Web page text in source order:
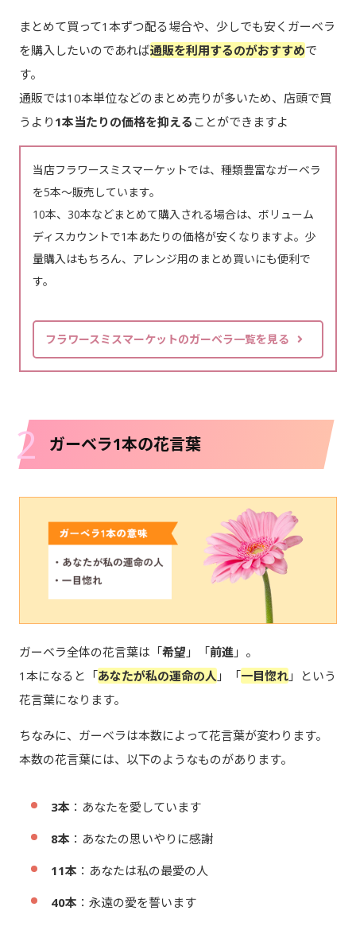
まとめて買って1本ずつ配る場合や、少しでも安くガーベラ
を購入したいのであれば通販を利用するのがおすすめで
す。
通販では10本単位などのまとめ売りが多いため、店頭で買
うより 1本当たりの価格を抑える ことができますよ
当店フラワースミスマーケットでは、種類豊富なガーベラ
を5本～販売しています。
10本、30本などまとめて購入される場合は、ボリューム
ディスカウントで1本あたりの価格が安くなりますよ。少
量購入はもちろん、アレンジ用のまとめ買いにも便利で
す。
フラワースミスマーケットのガーベラ一覧を見る
2 ガーベラ1本の花言葉
ガーベラ全体の花言葉は「希望 」「前進」。
1本になると「あなたが私の運命の人」「一目惚れ」という
花言葉になります。
ちなみに、ガーベラは本数によって花言葉が変わります。
本数の花言葉には、以下のようなものがあります。
3本 ：あなたを愛しています
8本 ：あなたの思いやりに感謝
11本 ：あなたは私の最愛の人
40本 ：永遠の愛を誓います